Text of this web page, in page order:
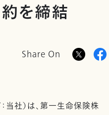
を締結
Share On
当社）は、第一生命保険株